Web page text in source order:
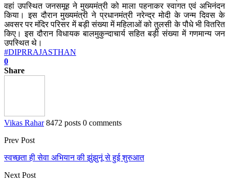
वहां उपस्थित जनसमूह ने मुख्यमंत्री को माला पहनाकर स्वागत एवं अभिनंदन
किया। इस दौरान मुख्यमंत्री ने प्रधानमंत्री नरेन्द्र मोदी के जन्म दिवस के
अवसर पर मंदिर परिसर में बड़ी संख्या में महिलाओं को तुलसी के पौधे भी वितरित
किए। इस दौरान विधायक बालमुकुन्दाचार्य सहित बड़ी संख्या में गणमान्य जन
उपस्थित थे।
#DIPRRAJASTHAN
0
Share
Vikas Rahar 8472 posts 0 comments
Prev Post
स्वच्छता ही सेवा अभियान की झुंझुनूं से हुई शुरुआत
Next Post